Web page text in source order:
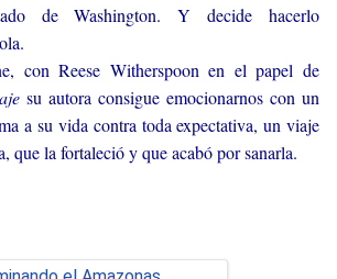
de Washington. Y decide hacerlo
con Reese Witherspoon en el papel de
su autora consigue emocionarnos con un
a su vida contra toda expectativa, un viaje
que la fortaleció y que acabó por sanarla.